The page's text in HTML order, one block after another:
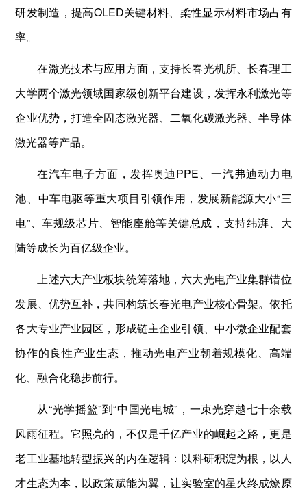
研发制造，提高OLED关键材料、柔性显示材料市场占有
率。
在激光技术与应用方面，支持长春光机所、长春理工
大学两个激光领域国家级创新平台建设，发挥永利激光等
企业优势，打造全固态激光器、二氧化碳激光器、半导体
激光器等产品。
在汽车电子方面，发挥奥迪PPE、一汽弗迪动力电
池、中车电驱等重大项目引领作用，发展新能源大小“三
电”、车规级芯片、智能座舱等关键总成，支持纬湃、大
陆等成长为百亿级企业。
上述六大产业板块统筹落地，六大光电产业集群错位
发展、优势互补，共同构筑长春光电产业核心骨架。依托
各大专业产业园区，形成链主企业引领、中小微企业配套
协作的良性产业生态，推动光电产业朝着规模化、高端
化、融合化稳步前行。
从“光学摇篮”到“中国光电城”，一束光穿越七十余载
风雨征程。它照亮的，不仅是千亿产业的崛起之路，更是
老工业基地转型振兴的内在逻辑：以科研积淀为根，以人
才生态为本，以政策赋能为翼，让实验室的星火终成燎原